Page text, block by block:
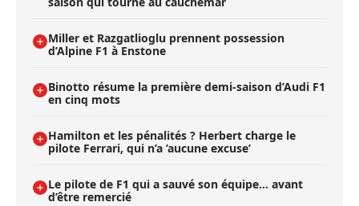
Miller et Razgatlioglu prennent possession
d’Alpine F1 à Enstone
Binotto résume la première demi-saison d’Audi F1
en cinq mots
Hamilton et les pénalités ? Herbert charge le
pilote Ferrari, qui n’a ’aucune excuse’
Le pilote de F1 qui a sauvé son équipe… avant
d’être remercié